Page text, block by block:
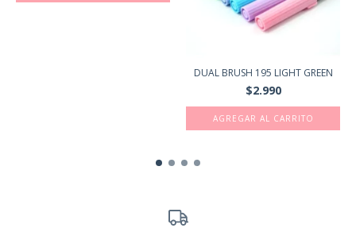
DUAL BRUSH 195 LIGHT GREEN
$2.990